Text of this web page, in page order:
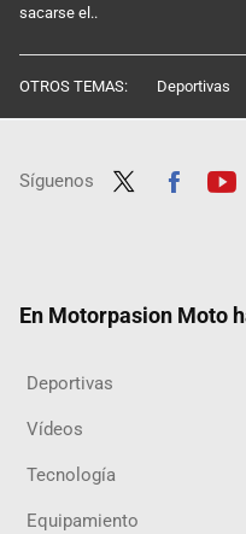
sacarse el..
OTROS TEMAS: Deportivas
Síguenos
En Motorpasion Moto
Deportivas
Vídeos
Tecnología
Equipamiento